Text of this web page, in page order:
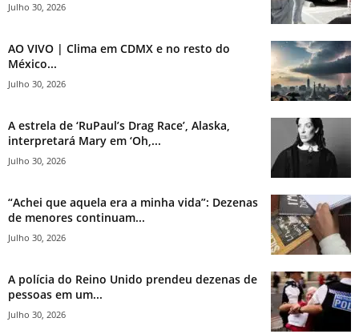
Julho 30, 2026
AO VIVO | Clima em CDMX e no resto do
México...
Julho 30, 2026
A estrela de ‘RuPaul’s Drag Race’, Alaska,
interpretará Mary em ‘Oh,...
Julho 30, 2026
“Achei que aquela era a minha vida”: Dezenas
de menores continuam...
Julho 30, 2026
A polícia do Reino Unido prendeu dezenas de
pessoas em um...
Julho 30, 2026